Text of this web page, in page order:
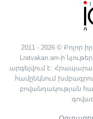
2011 - 2026 ©
Lratvakan.am-ի
արգելվում է:
համընկնում
բովանդակության